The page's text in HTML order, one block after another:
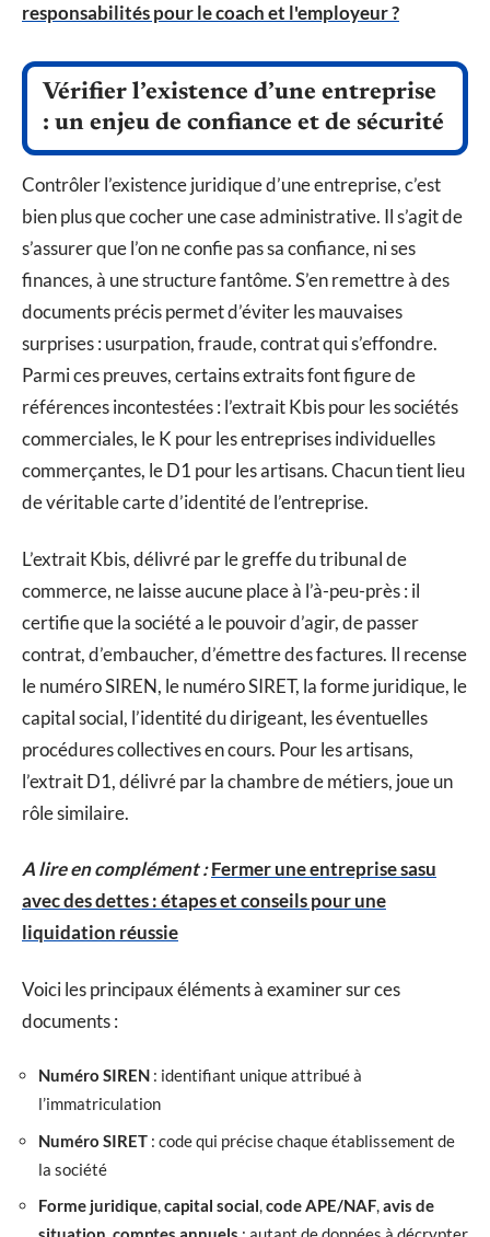
responsabilités pour le coach et l'employeur ?
Vérifier l’existence d’une entreprise
: un enjeu de confiance et de sécurité
Contrôler l’existence juridique d’une entreprise, c’est
bien plus que cocher une case administrative. Il s’agit de
s’assurer que l’on ne confie pas sa confiance, ni ses
finances, à une structure fantôme. S’en remettre à des
documents précis permet d’éviter les mauvaises
surprises : usurpation, fraude, contrat qui s’effondre.
Parmi ces preuves, certains extraits font figure de
références incontestées : l’extrait Kbis pour les sociétés
commerciales, le K pour les entreprises individuelles
commerçantes, le D1 pour les artisans. Chacun tient lieu
de véritable carte d’identité de l’entreprise.
L’extrait Kbis, délivré par le greffe du tribunal de
commerce, ne laisse aucune place à l’à-peu-près : il
certifie que la société a le pouvoir d’agir, de passer
contrat, d’embaucher, d’émettre des factures. Il recense
le numéro SIREN, le numéro SIRET, la forme juridique, le
capital social, l’identité du dirigeant, les éventuelles
procédures collectives en cours. Pour les artisans,
l’extrait D1, délivré par la chambre de métiers, joue un
rôle similaire.
A lire en complément :Fermer une entreprise sasu
avec des dettes : étapes et conseils pour une
liquidation réussie
Voici les principaux éléments à examiner sur ces
documents :
Numéro SIREN : identifiant unique attribué à
l’immatriculation
Numéro SIRET : code qui précise chaque établissement de
la société
Forme juridique,capital social,code APE/NAF,avis de